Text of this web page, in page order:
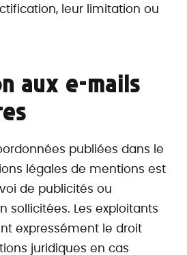
leur limitation ou
aux e-mails
publiées dans le
légales de mentions est
de publicités ou
sollicitées. Les exploitants
expressément le droit
juridiques en cas